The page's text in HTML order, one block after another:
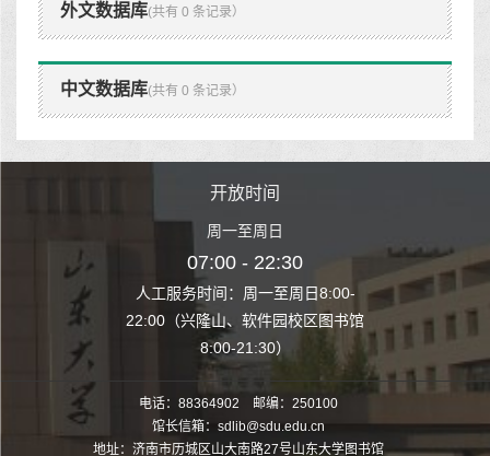
外文数据库(共有 0 条记录）
中文数据库(共有 0 条记录）
至周日8:00-
园校区图书馆
开放时间
周一至周日
07:00 - 22:30
人工服务时间：周一至周日8:00-
22:00（兴隆山、软件园校区图书馆
8:00-21:30）
人工服务时间
22:00（兴隆山
电话：88364902 邮编：250100
馆长信箱：sdlib@sdu.edu.cn
地址：济南市历城区山大南路27号山东大学图书馆